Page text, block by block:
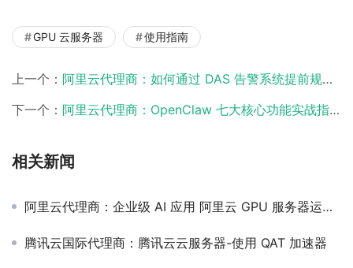
GPU 云服务器 使用指南
上一个： 阿里云代理商：如何通过 DAS 告警系统提前规避风险？
下一个： 阿里云代理商：OpenClaw 七大核心功能实战指南（安全部署 + 场景化应用）
相关新闻
阿里云代理商：企业级 AI 应用 阿里云 GPU 服务器运行 DeepSeek V4 优化方案
腾讯云国际代理商：腾讯云云服务器-使用 QAT 加速器